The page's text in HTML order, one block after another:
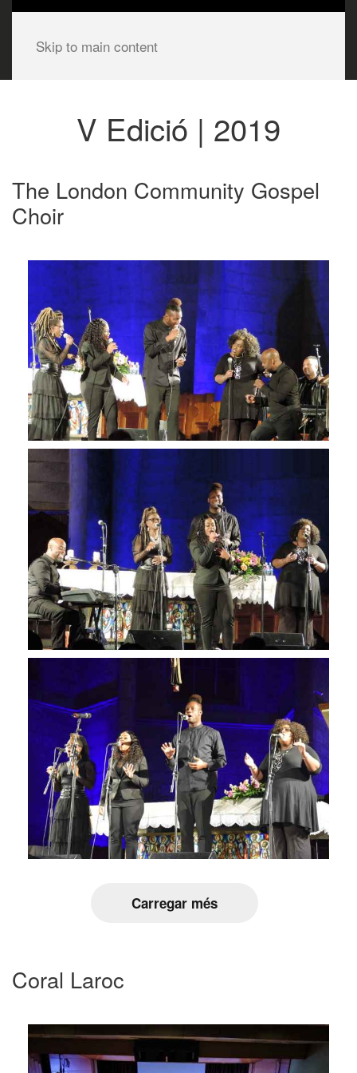
Skip to main content
V Edició | 2019
The London Community Gospel
Choir
Carregar més
Coral Laroc